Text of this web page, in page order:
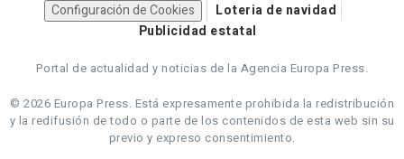
Configuración de Cookies
Loteria de navidad
Publicidad estatal
Portal de actualidad y noticias de la Agencia Europa Press.
© 2026 Europa Press. Está expresamente prohibida la redistribución
y la redifusión de todo o parte de los contenidos de esta web sin su
previo y expreso consentimiento.